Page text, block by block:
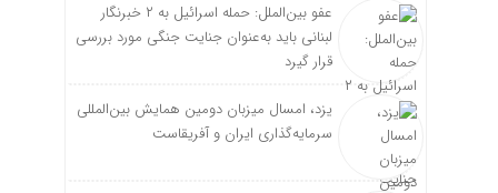
عفو بین‌الملل: حمله اسرائیل به ۲ خبرنگار
لبنانی باید به‌عنوان جنایت جنگی مورد بررسی
قرار گیرد
یزد، امسال میزبان دومین همایش بین‌المللی
سرمایه‌گذاری ایران و آفریقاست